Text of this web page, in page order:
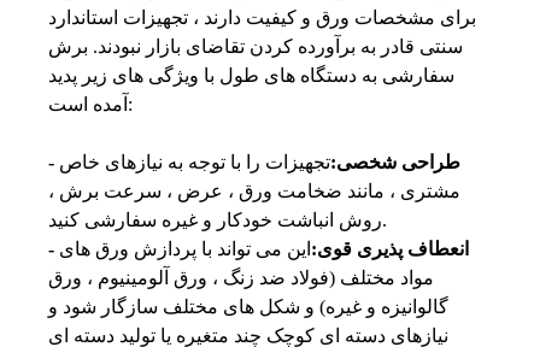
برای مشخصات ورق و کیفیت دارند ، تجهیزات استاندارد
سنتی قادر به برآورده کردن تقاضای بازار نبودند. برش
سفارشی به دستگاه های طول با ویژگی های زیر پدید
آمده است:
- طراحی شخصی:تجهیزات را با توجه به نیازهای خاص
مشتری ، مانند ضخامت ورق ، عرض ، سرعت برش ،
روش انباشت خودکار و غیره سفارشی کنید.
- انعطاف پذیری قوی: این می تواند با پردازش ورق های
مواد مختلف (فولاد ضد زنگ ، ورق آلومینیوم ، ورق
گالوانیزه و غیره) و شکل های مختلف سازگار شود و
نیازهای دسته ای کوچک چند متغیره یا تولید دسته ای